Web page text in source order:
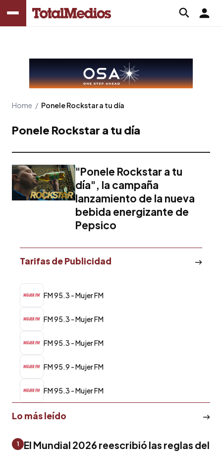
Home / Ponele Rockstar a tu día
Ponele Rockstar a tu día
"Ponele Rockstar a tu
día", la campaña
lanzamiento de la nueva
bebida energizante de
Pepsico
Tarifas de Publicidad
FM 95.3 - Mujer FM
FM 95.3 - Mujer FM
FM 95.3 - Mujer FM
FM 95.9 - Mujer FM
FM 95.3 - Mujer FM
Lo más leído
1
El Mundial 2026 reescribió las reglas del